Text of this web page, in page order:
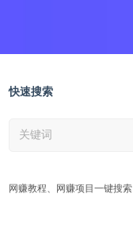
快速搜索
网赚教程、网赚项目一键搜索